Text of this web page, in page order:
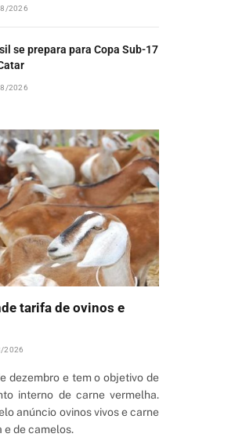
2026
se prepara para Copa Sub-17
2026
tarifa de ovinos e
2026
dezembro e tem o objetivo de
interno de carne vermelha.
anúncio ovinos vivos e carne
e de camelos.